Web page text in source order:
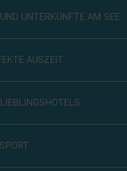
UNTERKÜNFTE AM SEE
AUSZEIT